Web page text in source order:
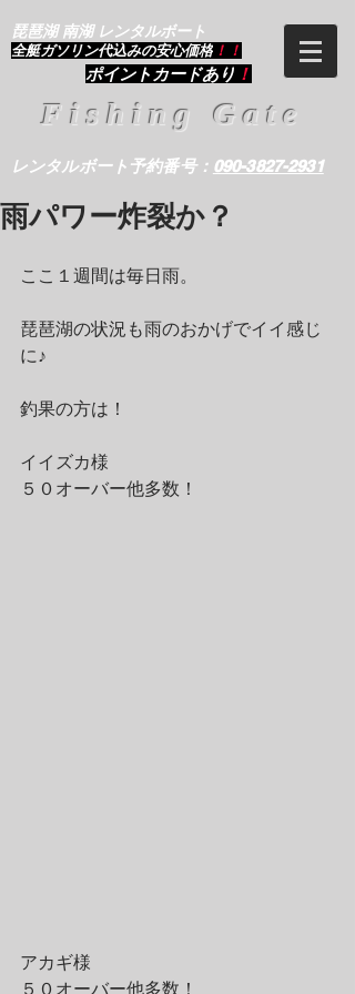
琵琶湖 南湖 レンタルボート
​全艇ガソリン代込みの安心価格 ！！
ポイントカードあり ！
Fishing Gate
レンタルボート予約番号： 090-3827-2931
雨パワー炸裂か？
ここ１週間は毎日雨。
琵琶湖の状況も雨のおかげでイイ感じ
に♪
釣果の方は！
イイズカ様
５０オーバー他多数！
アカギ様
５０オーバー他多数！